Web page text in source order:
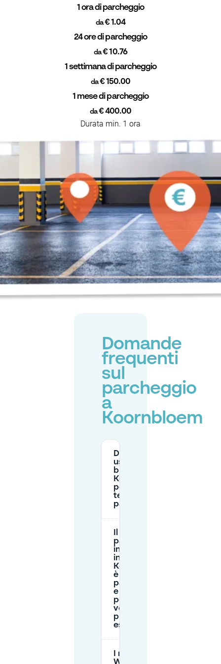
1 ora di parcheggio
da€ 1.04
24 ore di parcheggio
da€ 10.76
1 settimana di parcheggio
da€ 150.00
1 mese di parcheggio
da€ 400.00
Durata min. 1 ora
Domande
frequenti
sul
parcheggio
a
Koornbloem
Dove posso
usare un disco
blu vicino a
Koornbloem e
per quanto
tempo posso
parcheggiare?
parcheggio
in strada
intorno a
Koornbloem
è a
pagamento
e come
posso
verificare il
prezzo
esatto?
I residenti a